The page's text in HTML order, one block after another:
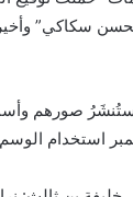
سكاكي”
وستُنشَرُ صورهم